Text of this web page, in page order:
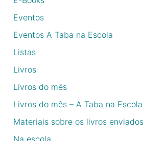
Eventos
Eventos A Taba na Escola
Listas
Livros
Livros do mês
Livros do mês – A Taba na Escola
Materiais sobre os livros enviados